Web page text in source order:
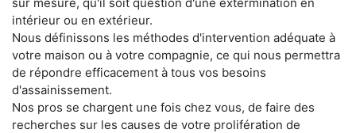
intérieur ou en extérieur.
Nous définissons les méthodes d'intervention adéquate à
votre maison ou à votre compagnie, ce qui nous permettra
de répondre efficacement à tous vos besoins
d'assainissement.
Nos pros se chargent une fois chez vous, de faire des
recherches sur les causes de votre prolifération de